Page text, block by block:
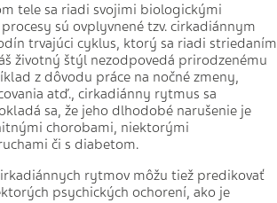
tele sa riadi svojimi biologickými
sú ovplyvnené tzv. cirkadiánnym
trvajúci cyklus, ktorý sa riadi striedaním
životný štýl nezodpovedá prirodzenému
z dôvodu práce na nočné zmeny,
atď., cirkadiánny rytmus sa
sa, že jeho dlhodobé narušenie je
chorobami, niektorými
či s diabetom.
rytmov môžu tiež predikovať
psychických ochorení, ako je